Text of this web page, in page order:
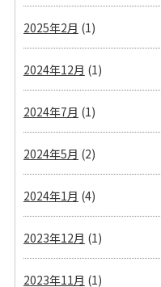
2025年2月 (1)
2024年12月 (1)
2024年7月 (1)
2024年5月 (2)
2024年1月 (4)
2023年12月 (1)
2023年11月 (1)